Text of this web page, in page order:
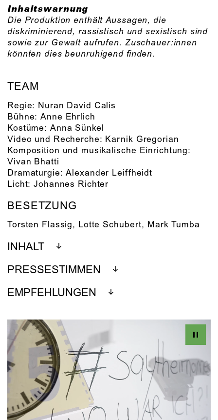
Inhaltswarnung
Die Produktion enthält Aussagen, die
diskriminierend, rassistisch und sexistisch sind
sowie zur Gewalt aufrufen. Zuschauer:innen
könnten dies beunruhigend finden.
TEAM
Regie: Nuran David Calis
Bühne:Anne Ehrlich
Kostüme: Anna Sünkel
Video und Recherche: Karnik Gregorian
Komposition und musikalische Einrichtung:
Vivan Bhatti
Dramaturgie:Alexander Leiffheidt
Licht:Johannes Richter
BESETZUNG
Torsten Flassig, Lotte Schubert, Mark Tumba
INHALT
PRESSESTIMMEN
EMPFEHLUNGEN